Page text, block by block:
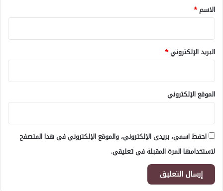
*
الاسم*
البريد الإلكتروني*
الموقع الإلكتروني
احفظ اسمي، بريدي الإلكتروني، والموقع الإلكتروني في هذا المتصفح
لاستخدامها المرة المقبلة في تعليقي.